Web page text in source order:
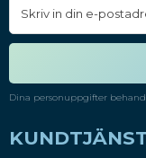
Dina personuppgifter